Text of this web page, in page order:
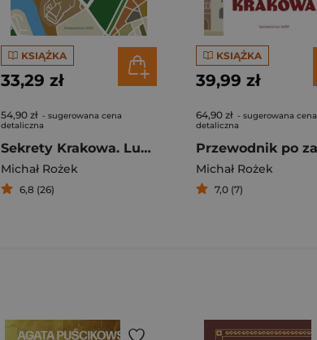
KSIĄŻKA
33,29 zł
54,90 zł - sugerowana cena
detaliczna
Sekrety Krakowa. Ludzie - zdarzenia - idee
Michał Rożek
6,8 (26)
KSIĄŻKA
39,99 zł
64,90 zł - sugerowana cena
detaliczna
Michał Rożek
7,0 (7)